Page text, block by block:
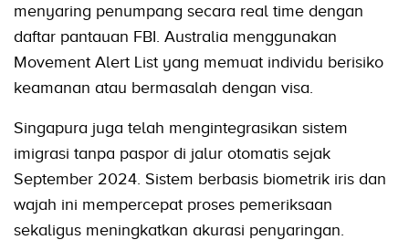
menyaring penumpang secara real time dengan
daftar pantauan FBI. Australia menggunakan
Movement Alert List yang memuat individu berisiko
keamanan atau bermasalah dengan visa.
Singapura juga telah mengintegrasikan sistem
imigrasi tanpa paspor di jalur otomatis sejak
September 2024. Sistem berbasis biometrik iris dan
wajah ini mempercepat proses pemeriksaan
sekaligus meningkatkan akurasi penyaringan.